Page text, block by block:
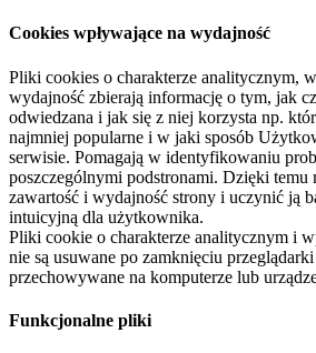
Cookies wpływające na wydajność
Pliki cookies o charakterze analitycznym,
wydajność zbierają informację o tym, jak
odwiedzana i jak się z niej korzysta np.
najmniej popularne i w jaki sposób
serwisie. Pomagają w identyfikowaniu
poszczególnymi podstronami. Dzięki temu
zawartość i wydajność strony i uczynić ją
intuicyjną dla użytkownika.
Pliki cookie o charakterze analitycznym i
nie są usuwane po zamknięciu
przechowywane na komputerze lub
Funkcjonalne pliki